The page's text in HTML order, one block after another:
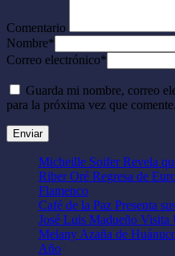
Comentario
Nombre*
Correo electrónico*
Guarda mi nombre, correo
para la próxima vez que comente.
Micheille Soifer Revela
Riber Oré Regresa de
Flamenco
Café de la Paz Presenta
José Luis Madueño Visita
Melany Azaña de
Año